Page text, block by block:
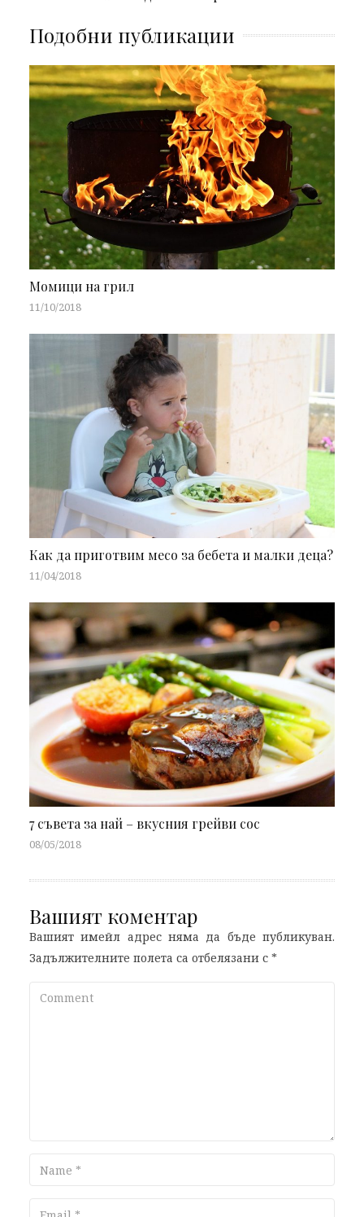
Подобни публикации
Момици на грил
11/10/2018
Как да приготвим месо за бебета и малки деца?
11/04/2018
7 съвета за най – вкусния грейви сос
08/05/2018
Вашият коментар
Вашият имейл адрес няма да бъде публикуван.
Задължителните полета са отбелязани с *
Comment
Name
Email